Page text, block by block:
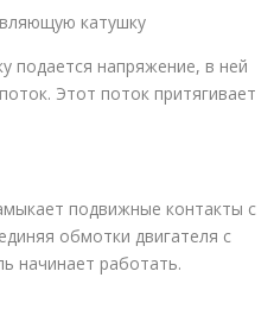
катушку
подается напряжение, в ней
Этот поток притягивает
подвижные контакты с
обмотки двигателя с
начинает работать.